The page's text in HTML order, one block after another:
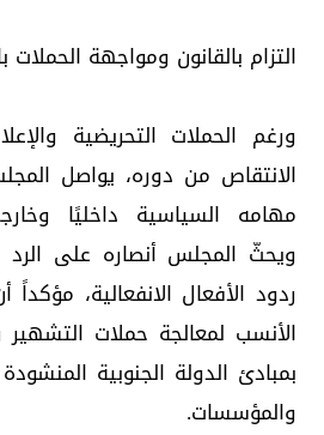
التزام بالقانون ومواجهة الحملات
ورغم الحملات التحريضية
الانتقاص من دوره، يواصل
مهامه السياسية داخليًا
ويحثّ المجلس أنصاره على الرد
ردود الأفعال الانفعالية،
الأنسب لمعالجة حملات التشهير
بمبادئ الدولة الجنوبية
والمؤسسات.